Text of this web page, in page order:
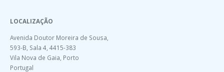
LOCALIZAÇÃO
Avenida Doutor Moreira de Sousa,
593-B, Sala 4, 4415-383
Vila Nova de Gaia, Porto
Portugal